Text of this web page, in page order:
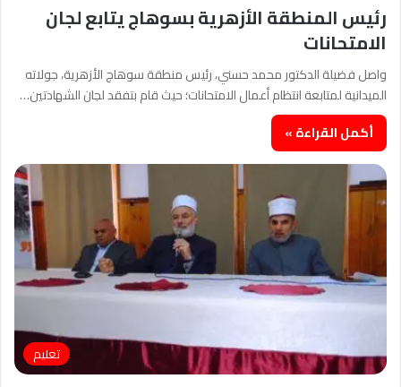
رئيس المنطقة الأزهرية بسوهاج يتابع لجان
الامتحانات
واصل فضيلة الدكتور محمد حسني، رئيس منطقة سوهاج الأزهرية، جولاته
الميدانية لمتابعة انتظام أعمال الامتحانات؛ حيث قام بتفقد لجان الشهادتين…
أكمل القراءة »
تعليم